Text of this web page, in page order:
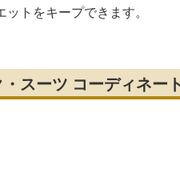
トをキープできます。
スーツ コーディネート